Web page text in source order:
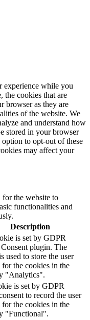
experience while you
the cookies that are
browser as they are
of the website. We
and understand how
stored in your browser
to opt-out of these
may affect your
for the website to
functionalities and
Description
is set by GDPR
plugin. The
used to store the user
for the cookies in the
"Analytics".
is set by GDPR
to record the user
for the cookies in the
"Functional".